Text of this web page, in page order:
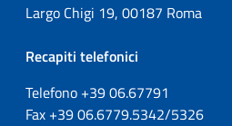
Largo Chigi 19, 00187 Roma
Recapiti telefonici
Telefono +3906.67791
Fax +3906.6779.5342/5326